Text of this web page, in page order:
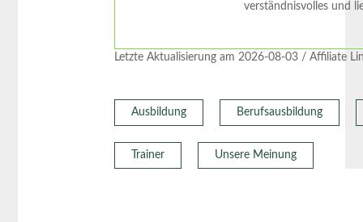
verständnisvolles und
Letzte Aktualisierung am 2026-08-03 / Affiliate
Ausbildung Berufsausbildung
Trainer Unsere Meinung